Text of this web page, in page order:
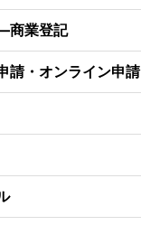
業登記
請・オンライン申請